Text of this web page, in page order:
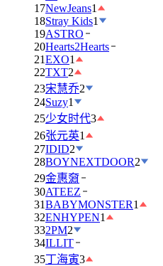
17NewJeans1
18Stray Kids1
19ASTRO
20Hearts2Hearts
21EXO1
22TXT2
23宋慧乔2
24Suzy1
25少女时代3
26张元英1
27IDID2
28BOYNEXTDOOR2
29金惠奫
30ATEEZ
31BABYMONSTER1
32ENHYPEN1
332PM2
34ILLIT
35丁海寅3